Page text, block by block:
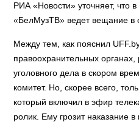
РИА «Новости» уточняет, что
«БелМузТВ» ведет вещание в
Между тем, как пояснил
правоохранительных
уголовного дела в скором
комитет. Но, скорее всего,
который включил в эфир
ролик. Ему грозит наказание